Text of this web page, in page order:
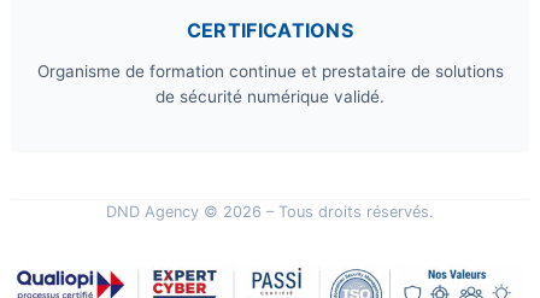
CERTIFICATIONS
Organisme de formation continue et prestataire de solutions
de sécurité numérique validé.
DND Agency © 2026 – Tous droits réservés.